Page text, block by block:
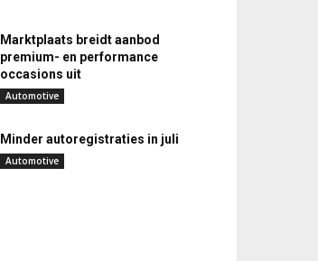
Marktplaats breidt aanbod
premium- en performance
occasions uit
Automotive
Minder autoregistraties in juli
Automotive